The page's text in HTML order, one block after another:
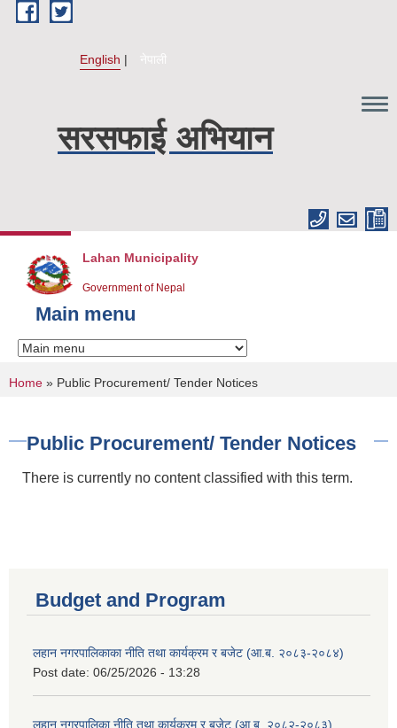
Skip to main content
English नेपाली
सरसफाई अभियान
Lahan Municipality
Government of Nepal
Main menu
You are here
Home » Public Procurement/ Tender Notices
Public Procurement/ Tender Notices
There is currently no content classified with this term.
Budget and Program
लहान नगरपालिकाका नीति तथा कार्यक्रम र बजेट (आ.ब. २०८३-२०८४)
Post date: 06/25/2026 - 13:28
लहान नगरपालिका नीति तथा कार्यक्रम र बजेट (आ.ब. २०८२-२०८३)